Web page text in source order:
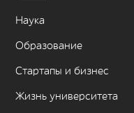
Наука
Образование
Стартапы и бизнес
Жизнь университета